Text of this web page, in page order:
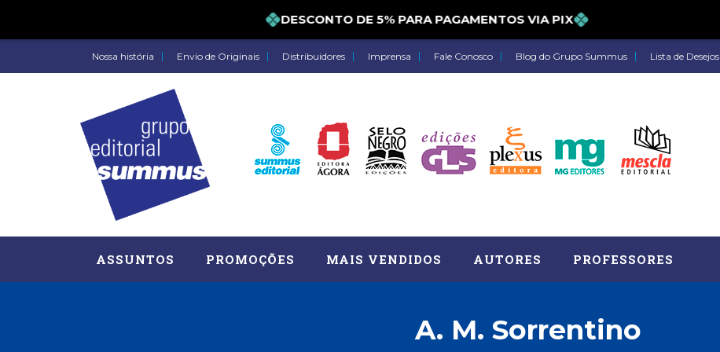
DESCONTO DE 5% PARA PAGAMENTOS VIA PIX
Nossa história Envio de Originais Distribuidores Imprensa Fale Conosco Blog do Grupo Summus Lista de Desejos
ASSUNTOS PROMOÇÕES MAIS VENDIDOS AUTORES PROFESSORES
A. M. Sorrentino